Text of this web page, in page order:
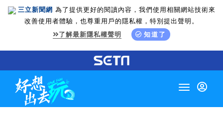
三立新聞網 為了提供更好的閱讀內容，我們使用相關網站技術來
改善使用者體驗，也尊重用戶的隱私權，特別提出聲明。
了解最新隱私權聲明
知道了
Toggle